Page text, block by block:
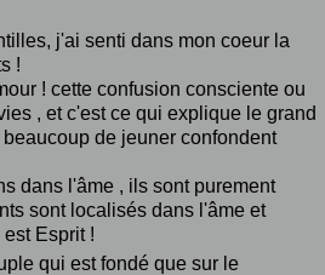
j'ai senti dans mon coeur la
!
! cette confusion consciente ou
, et c'est ce qui explique le grand
de jeuner confondent
dans l'âme , ils sont purement
sont localisés dans l'âme et
Esprit !
qui est fondé que sur le